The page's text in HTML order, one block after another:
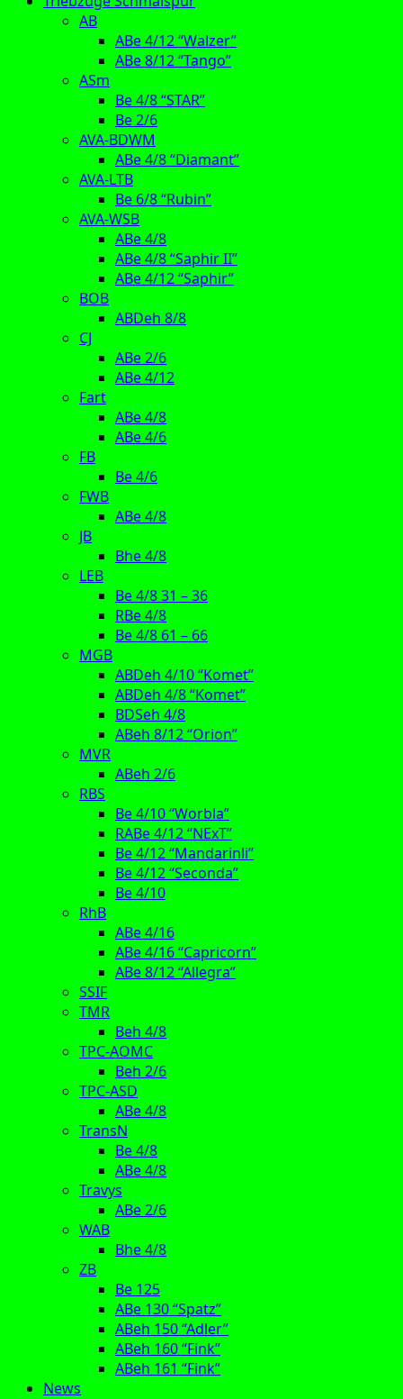
AB
ABe 4/12 “Walzer”
ABe 8/12 “Tango”
ASm
Be 4/8 “STAR”
Be 2/6
AVA-BDWM
ABe 4/8 “Diamant”
AVA-LTB
Be 6/8 “Rubin”
AVA-WSB
ABe 4/8
ABe 4/8 “Saphir II”
ABe 4/12 “Saphir”
BOB
ABDeh 8/8
CJ
ABe 2/6
ABe 4/12
Fart
ABe 4/8
ABe 4/6
FB
Be 4/6
FWB
ABe 4/8
JB
Bhe 4/8
LEB
Be 4/8 31 – 36
RBe 4/8
Be 4/8 61 – 66
MGB
ABDeh 4/10 “Komet”
ABDeh 4/8 “Komet”
BDSeh 4/8
ABeh 8/12 “Orion”
MVR
ABeh 2/6
RBS
Be 4/10 “Worbla”
RABe 4/12 “NExT”
Be 4/12 “Mandarinli”
Be 4/12 “Seconda”
Be 4/10
RhB
ABe 4/16
ABe 4/16 “Capricorn”
ABe 8/12 “Allegra”
SSIF
TMR
Beh 4/8
TPC-AOMC
Beh 2/6
TPC-ASD
ABe 4/8
TransN
Be 4/8
ABe 4/8
Travys
ABe 2/6
WAB
Bhe 4/8
ZB
Be 125
ABe 130 “Spatz”
ABeh 150 “Adler”
ABeh 160 “Fink”
ABeh 161 “Fink”
News